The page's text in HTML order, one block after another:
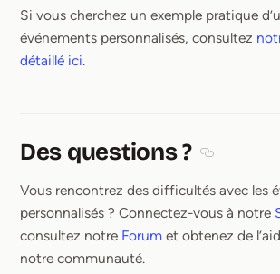
Si vous cherchez un exemple pratique
événements personnalisés, consultez
détaillé ici.
Des questions ?
Vous rencontrez des difficultés avec les
personnalisés ? Connectez-vous à notre
consultez notre Forum et obtenez de
notre communauté.